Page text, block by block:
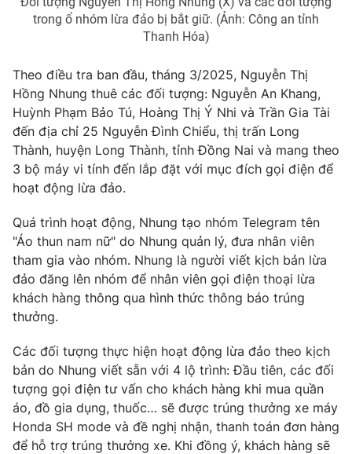
Tấm lòng Việt
VTV4 Vươn mình bằng AI
VTV9 VTV8
Liên hệ tòa soạn
THỜI BÁO VTV
Theo dõi báo trên
Cơ quan chủ quản:Đài Truyền hình Việt Nam
Cơ quan báo chí:
Thời báo VTV
Giấy phép hoạt động báo in và báo điện tử số 483/GP-BTTTT
cấp ngày 29/12/2023
Tổng Biên tập:Vũ Thanh Thủy
trong ổ nhóm lừa đảo bị bắt giữ. (Ảnh: Công an tỉnh
Thanh Hóa)
Theo điều tra ban đầu, tháng 3/2025, Nguyễn Thị
Hồng Nhung thuê các đối tượng: Nguyễn An Khang,
Huỳnh Phạm Bảo Tú, Hoàng Thị Ý Nhi và Trần Gia Tài
đến địa chỉ 25 Nguyễn Đình Chiểu, thị trấn Long
Thành, huyện Long Thành, tỉnh Đồng Nai và mang theo
3 bộ máy vi tính đến lắp đặt với mục đích gọi điện để
hoạt động lừa đảo.
Quá trình hoạt động, Nhung tạo nhóm Telegram tên
"Áo thun nam nữ" do Nhung quản lý, đưa nhân viên
tham gia vào nhóm. Nhung là người viết kịch bản lừa
đảo đăng lên nhóm để nhân viên gọi điện thoại lừa
khách hàng thông qua hình thức thông báo trúng
thưởng.
Các đối tượng thực hiện hoạt động lừa đảo theo kịch
bản do Nhung viết sẵn với 4 lộ trình: Đầu tiên, các đối
tượng gọi điện tư vấn cho khách hàng khi mua quần
áo, đồ gia dụng, thuốc… sẽ được trúng thưởng xe máy
Honda SH mode và đề nghị nhận, thanh toán đơn hàng
để hỗ trợ trúng thưởng xe. Khi đồng ý, khách hàng sẽ